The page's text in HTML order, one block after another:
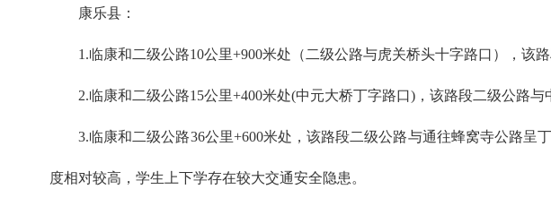
康乐县：
1.临康和二级公路10公里+900米处（二级公路与虎关桥头十字路口），该
2.临康和二级公路15公里+400米处(中元大桥丁字路口)，该路段二级公路
3.临康和二级公路36公里+600米处，该路段二级公路与通往蜂窝寺公路
度相对较高，学生上下学存在较大交通安全隐患。